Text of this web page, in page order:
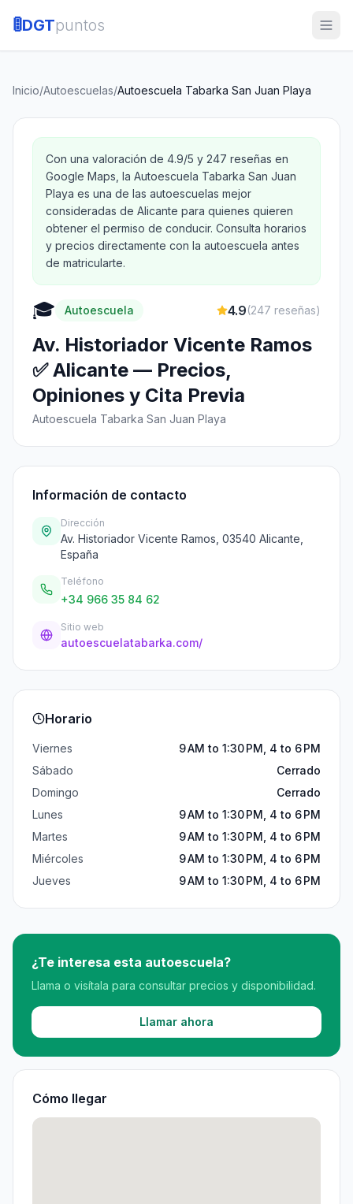
🚦DGTpuntos
Inicio/Autoescuelas/Autoescuela Tabarka San Juan Playa
Con una valoración de 4.9/5 y 247 reseñas en
Google Maps, la Autoescuela Tabarka San Juan
Playa es una de las autoescuelas mejor
consideradas de Alicante para quienes quieren
obtener el permiso de conducir. Consulta horarios
y precios directamente con la autoescuela antes
de matricularte.
🎓 Autoescuela 4.9(247 reseñas)
Av. Historiador Vicente Ramos
✅ Alicante — Precios,
Opiniones y Cita Previa
Autoescuela Tabarka San Juan Playa
Información de contacto
Dirección
Av. Historiador Vicente Ramos, 03540 Alicante,
España
Teléfono
+34 966 35 84 62
Sitio web
autoescuelatabarka.com/
Horario
Viernes
9 AM to 1:30 PM, 4 to 6 PM
Sábado
Cerrado
Domingo
Cerrado
Lunes
9 AM to 1:30 PM, 4 to 6 PM
Martes
9 AM to 1:30 PM, 4 to 6 PM
Miércoles
9 AM to 1:30 PM, 4 to 6 PM
Jueves
9 AM to 1:30 PM, 4 to 6 PM
¿Te interesa esta autoescuela?
Llama o visítala para consultar precios y disponibilidad.
Llamar ahora
Cómo llegar